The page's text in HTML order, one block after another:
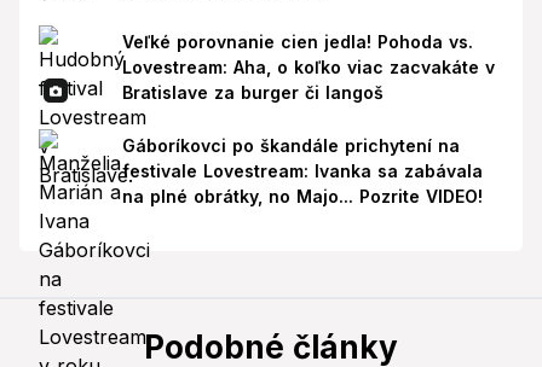
Veľké porovnanie cien jedla! Pohoda vs.
Lovestream: Aha, o koľko viac zacvakáte v
Bratislave za burger či langoš
Gáboríkovci po škandále prichytení na
festivale Lovestream: Ivanka sa zabávala
na plné obrátky, no Majo... Pozrite VIDEO!
Podobné články